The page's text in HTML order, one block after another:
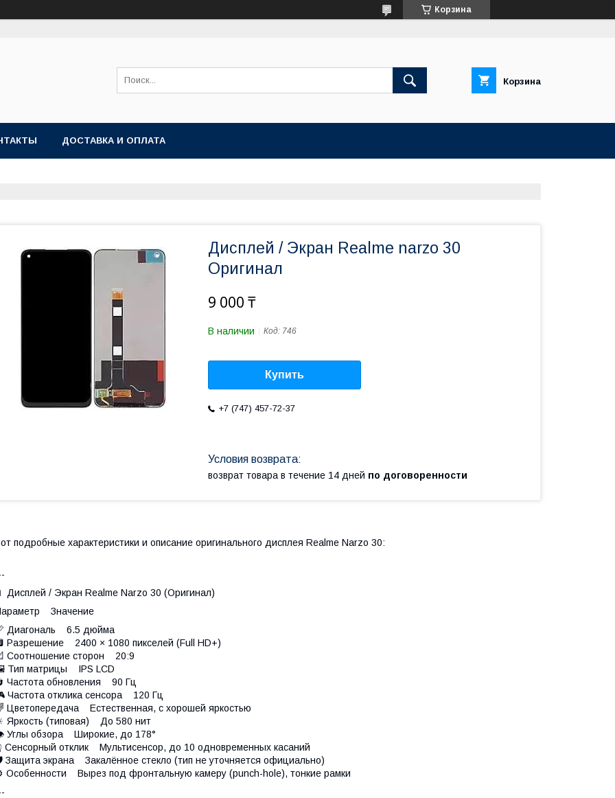
Корзина
Корзина
ДОСТАВКА И ОПЛАТА
Дисплей / Экран Realme narzo 30
Оригинал
9 000 ₸
В наличии Код: 746
Купить
+7 (747) 457-72-37
возврат товара в течение 14 дней по договоренности
подробные характеристики и описание оригинального дисплея Realme Narzo 30:
Дисплей / Экран Realme Narzo 30 (Оригинал)
Значение
Диагональ 6.5 дюйма
Разрешение 2400 × 1080 пикселей (Full HD+)
Соотношение сторон 20:9
Тип матрицы IPS LCD
Частота обновления 90 Гц
Частота отклика сенсора 120 Гц
Цветопередача Естественная, с хорошей яркостью
Яркость (типовая) До 580 нит
Углы обзора Широкие, до 178°
Сенсорный отклик Мультисенсор, до 10 одновременных касаний
Защита экрана Закалённое стекло (тип не уточняется официально)
Особенности Вырез под фронтальную камеру (punch-hole), тонкие рамки